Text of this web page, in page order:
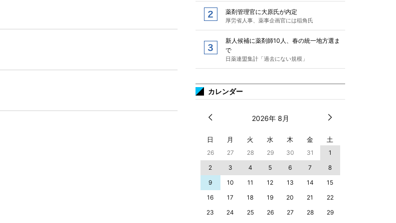
薬剤管理官に大原氏が内定
厚労省人事、薬事企画官には稲角氏
新人候補に薬剤師10人、春の統一地方選ま
で
日薬連盟集計「過去にない規模」
カレンダー
2026年 8月
日 月 火 水 木 金 土
26 27 28 29 30 31
1
2
3 4 5 6 7
8
9
10 11 12 13 14
15
16
17 18 19 20 21
22
23
24 25 26 27 28
29